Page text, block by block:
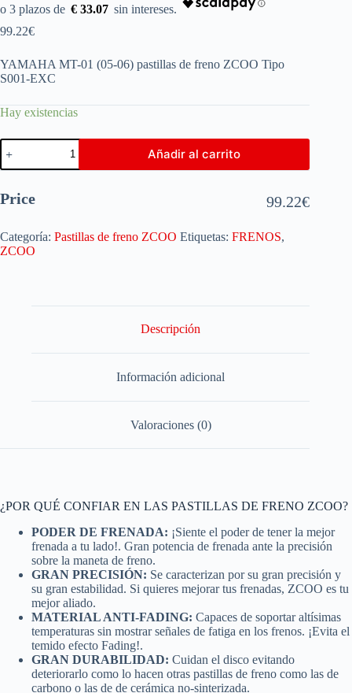
€ 33.07
99.22€
YAMAHA MT-01 (05-06) pastillas de freno ZCOO Tipo
S001-EXC
Hay existencias
Añadir al carrito
Price 99.22€
Categoría: Pastillas de freno ZCOO Etiquetas: FRENOS,
ZCOO
Descripción
Información adicional
Valoraciones (0)
¿POR QUÉ CONFIAR EN LAS PASTILLAS DE FRENO ZCOO?
PODER DE FRENADA: ¡Siente el poder de tener la mejor
frenada a tu lado!. Gran potencia de frenada ante la precisión
sobre la maneta de freno.
GRAN PRECISIÓN: Se caracterizan por su gran precisión y
su gran estabilidad. Si quieres mejorar tus frenadas, ZCOO es tu
mejor aliado.
MATERIAL ANTI-FADING: Capaces de soportar altísimas
temperaturas sin mostrar señales de fatiga en los frenos. ¡Evita el
temido efecto Fading!.
GRAN DURABILIDAD: Cuidan el disco evitando
deteriorarlo como lo hacen otras pastillas de freno como las de
carbono o las de de cerámica no-sinterizada.